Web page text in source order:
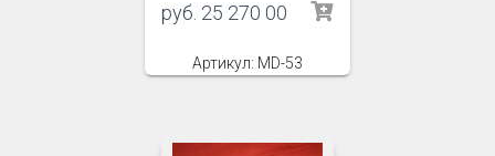
руб. 25 270 00
Артикул: MD-53